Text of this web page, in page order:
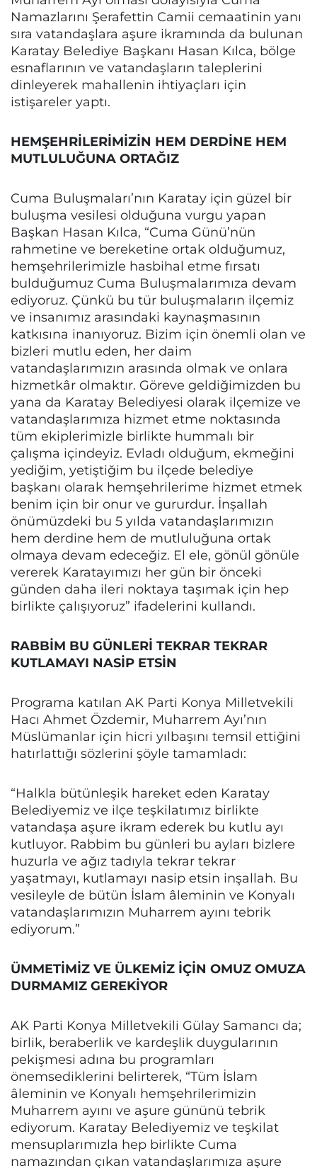
Namazlarını Şerafettin Camii cemaatinin yanı
sıra vatandaşlara aşure ikramında da bulunan
Karatay Belediye Başkanı Hasan Kılca, bölge
esnaflarının ve vatandaşların taleplerini
dinleyerek mahallenin ihtiyaçları için
istişareler yaptı.
HEMŞEHRİLERİMİZİN HEM DERDİNE HEM
MUTLULUĞUNA ORTAĞIZ
Cuma Buluşmaları’nın Karatay için güzel bir
buluşma vesilesi olduğuna vurgu yapan
Başkan Hasan Kılca, “Cuma Günü’nün
rahmetine ve bereketine ortak olduğumuz,
hemşehrilerimizle hasbihal etme fırsatı
bulduğumuz Cuma Buluşmalarımıza devam
ediyoruz. Çünkü bu tür buluşmaların ilçemiz
ve insanımız arasındaki kaynaşmasının
katkısına inanıyoruz. Bizim için önemli olan ve
bizleri mutlu eden, her daim
vatandaşlarımızın arasında olmak ve onlara
hizmetkâr olmaktır. Göreve geldiğimizden bu
yana da Karatay Belediyesi olarak ilçemize ve
vatandaşlarımıza hizmet etme noktasında
tüm ekiplerimizle birlikte hummalı bir
çalışma içindeyiz. Evladı olduğum, ekmeğini
yediğim, yetiştiğim bu ilçede belediye
başkanı olarak hemşehrilerime hizmet etmek
benim için bir onur ve gururdur. İnşallah
önümüzdeki bu 5 yılda vatandaşlarımızın
hem derdine hem de mutluluğuna ortak
olmaya devam edeceğiz. El ele, gönül gönüle
vererek Karatayımızı her gün bir önceki
günden daha ileri noktaya taşımak için hep
birlikte çalışıyoruz” ifadelerini kullandı.
RABBİM BU GÜNLERİ TEKRAR TEKRAR
KUTLAMAYI NASİP ETSİN
Programa katılan AK Parti Konya Milletvekili
Hacı Ahmet Özdemir, Muharrem Ayı’nın
Müslümanlar için hicri yılbaşını temsil ettiğini
hatırlattığı sözlerini şöyle tamamladı:
“Halkla bütünleşik hareket eden Karatay
Belediyemiz ve ilçe teşkilatımız birlikte
vatandaşa aşure ikram ederek bu kutlu ayı
kutluyor. Rabbim bu günleri bu ayları bizlere
huzurla ve ağız tadıyla tekrar tekrar
yaşatmayı, kutlamayı nasip etsin inşallah. Bu
vesileyle de bütün İslam âleminin ve Konyalı
vatandaşlarımızın Muharrem ayını tebrik
ediyorum.”
ÜMMETİMİZ VE ÜLKEMİZ İÇİN OMUZ OMUZA
DURMAMIZ GEREKİYOR
AK Parti Konya Milletvekili Gülay Samancı da;
birlik, beraberlik ve kardeşlik duygularının
pekişmesi adına bu programları
önemsediklerini belirterek, “Tüm İslam
âleminin ve Konyalı hemşehrilerimizin
Muharrem ayını ve aşure gününü tebrik
ediyorum. Karatay Belediyemiz ve teşkilat
mensuplarımızla hep birlikte Cuma
namazından çıkan vatandaşlarımıza aşure